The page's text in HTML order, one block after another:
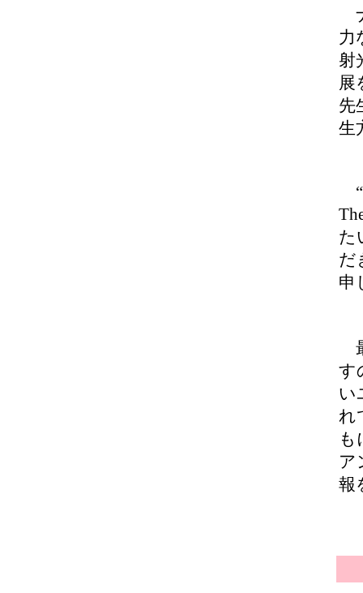
力
射
展
先
生
た
だ
申
す
い
れ
も
ア
報